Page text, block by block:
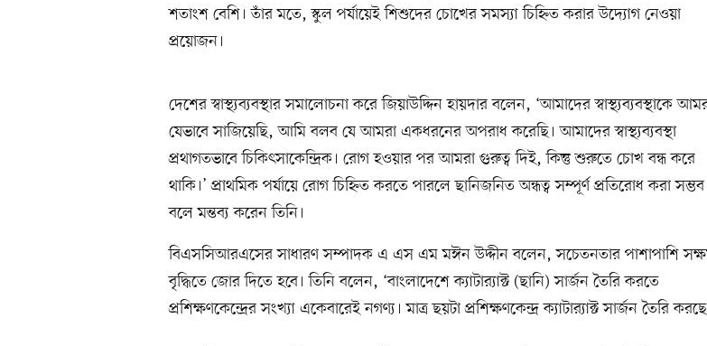
শতাংশ বেশি। তাঁর মতে, স্কুল পর্যায়েই শিশুদের চোখের সমস্যা চিহ্নিত করার উদ্যোগ নেওয়া
প্রয়োজন।
দেশের স্বাস্থ্যব্যবস্থার সমালোচনা করে জিয়াউদ্দিন হায়দার বলেন, ‘আমাদের স্বাস্থ্যব্যবস্থাকে
যেভাবে সাজিয়েছি, আমি বলব যে আমরা একধরনের অপরাধ করেছি। আমাদের স্বাস্থ্যব্যবস্থা
প্রথাগতভাবে চিকিৎসাকেন্দ্রিক। রোগ হওয়ার পর আমরা গুরুত্ব দিই, কিন্তু শুরুতে চোখ বন্ধ করে
থাকি।’ প্রাথমিক পর্যায়ে রোগ চিহ্নিত করতে পারলে ছানিজনিত অন্ধত্ব সম্পূর্ণ প্রতিরোধ করা সম্ভব
বলে মন্তব্য করেন তিনি।
বিএসসিআরএসের সাধারণ সম্পাদক এ এস এম মঈন উদ্দীন বলেন, সচেতনতার পাশাপাশি
বৃদ্ধিতে জোর দিতে হবে। তিনি বলেন, ‘বাংলাদেশে ক্যাটার‍্যাক্ট (ছানি) সার্জন তৈরি করতে
প্রশিক্ষণকেন্দ্রের সংখ্যা একেবারেই নগণ্য। মাত্র ছয়টা প্রশিক্ষণকেন্দ্র ক্যাটার‍্যাক্ট সার্জন তৈরি